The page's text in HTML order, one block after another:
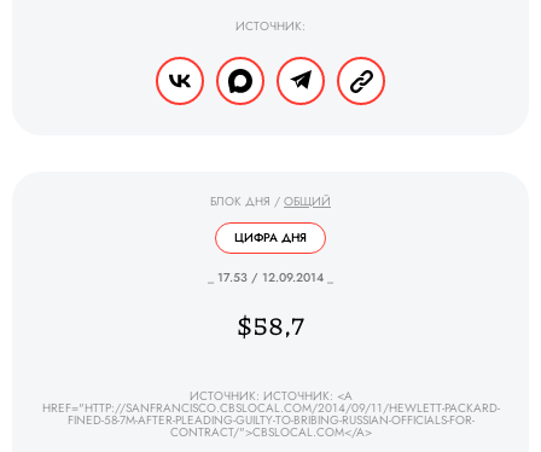
ИСТОЧНИК:
БЛОК ДНЯ / ОБЩИЙ
ЦИФРА ДНЯ
_ 17.53 / 12.09.2014 _
$58,7
ИСТОЧНИК: ИСТОЧНИК: <A
HREF="HTTP://SANFRANCISCO.CBSLOCAL.COM/2014/09/11/HEWLETT-PACKARD-
FINED-58-7M-AFTER-PLEADING-GUILTY-TO-BRIBING-RUSSIAN-OFFICIALS-FOR-
CONTRACT/">CBSLOCAL.COM</A>